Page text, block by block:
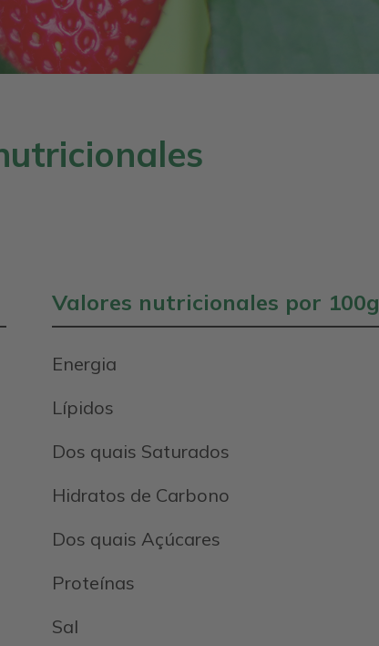
Valores nutricionales por 100g
Energia
Lípidos
Dos quais Saturados
Hidratos de Carbono
Dos quais Açúcares
Proteínas
Sal